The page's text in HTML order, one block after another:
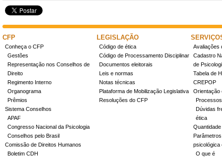
CFP
Conheça o CFP
Gestões
Representação nos Conselhos de
Direito
Regimento Interno
Organograma
Prêmios
Sistema Conselhos
APAF
Congresso Nacional da Psicologia
Conselhos pelo Brasil
Comissão de Direitos Humanos
Boletim CDH
LEGISLAÇÃO
Código de ética
Código de Processamento Disciplinar
Documentos eleitorais
Leis e normas
Notas técnicas
Plataforma de Mobilização Legislativa
Resoluções do CFP
Avaliações
Cadastro
de
Tabela de
CREPOP
Orientação
Dúvidas
ética
psicológica
O que é